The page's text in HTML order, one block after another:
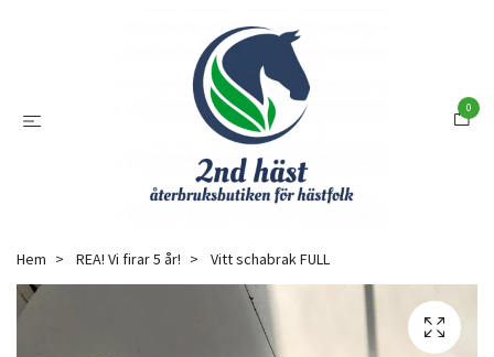
0
Hem REA! Vi firar 5 år! Vitt schabrak FULL